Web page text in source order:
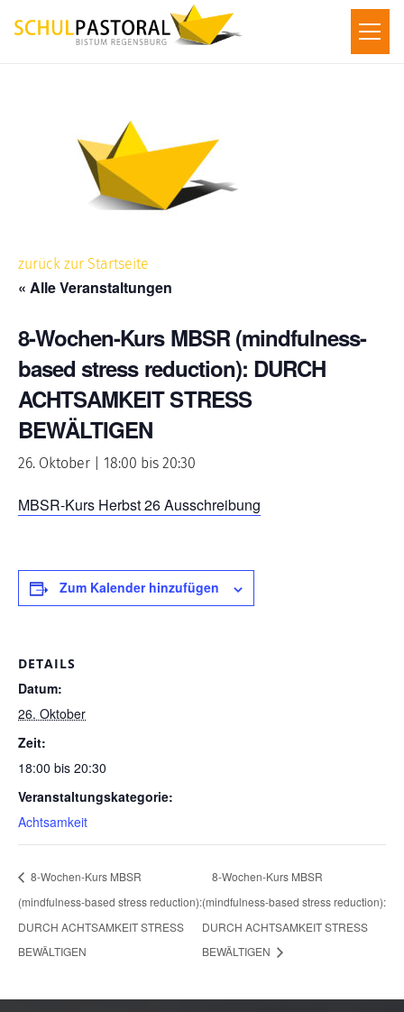
zurück zur Startseite
« Alle Veranstaltungen
8-Wochen-Kurs MBSR (mindfulness-
based stress reduction): DURCH
ACHTSAMKEIT STRESS
BEWÄLTIGEN
26. Oktober | 18:00 bis 20:30
MBSR-Kurs Herbst 26 Ausschreibung
Zum Kalender hinzufügen
DETAILS
Datum:
26. Oktober
Zeit:
18:00 bis 20:30
Veranstaltungskategorie:
Achtsamkeit
8-Wochen-Kurs MBSR
(mindfulness-based stress reduction):
DURCH ACHTSAMKEIT STRESS
BEWÄLTIGEN
8-Wochen-Kurs MBSR
(mindfulness-based stress reduction):
DURCH ACHTSAMKEIT STRESS
BEWÄLTIGEN